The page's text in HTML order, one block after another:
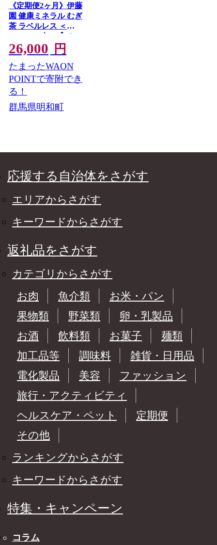
《定期便2ヶ月》伊藤
園 健康ミネラル むぎ
茶 ラベルレス ＜
600ml×24本＞【1ケー
ス】
26,000 円
たまったWAON
POINTで寄附でき
る！
群馬県明和町
応援する自治体をさがす
エリアからさがす
キーワードからさがす
返礼品をさがす
カテゴリからさがす
お肉
魚介類
お米・パン
果物類
野菜類
卵・乳製品
お酒
飲料類 お菓子
麺類
加工品等
調味料
雑貨・日用品
電化製品
美容
ファッション
旅行・アクティビティ
ヘルスケア・ペット
定期便
その他
ランキングからさがす
キーワードからさがす
特集・キャンペーン
コラム